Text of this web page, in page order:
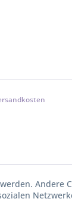
Andere